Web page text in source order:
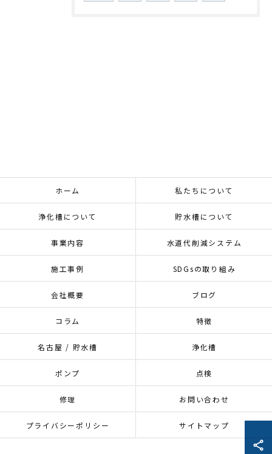
ホーム 私たちについて
浄化槽について 貯水槽について
事業内容 水道代削減システム
施工事例 SDGsの取り組み
会社概要 ブログ
コラム 特徴
名古屋 / 貯水槽 浄化槽
ポンプ 点検
修理 お問い合わせ
プライバシーポリシー サイトマップ